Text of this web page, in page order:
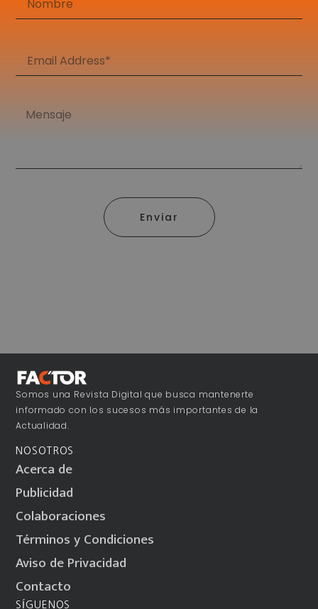
Enviar
Somos una Revista Digital que busca mantenerte
informado con los sucesos más importantes de la
Actualidad.
NOSOTROS
Acerca de
Publicidad
Colaboraciones
Términos y Condiciones
Aviso de Privacidad
Contacto
SÍGUENOS